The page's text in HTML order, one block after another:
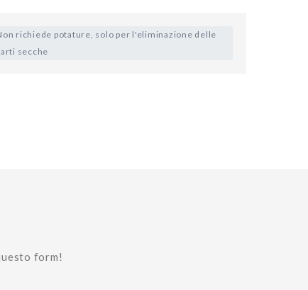
richiede potature, solo per l'eliminazione delle
secche
form!